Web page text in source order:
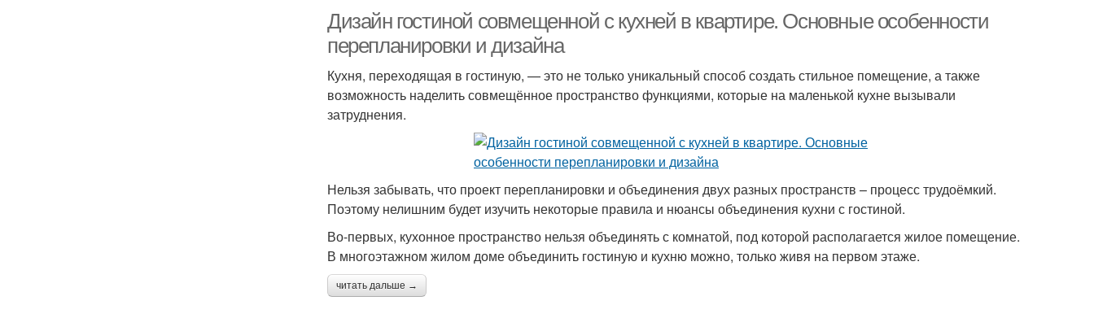
Дизайн гостиной совмещенной с кухней в квартире. Основные особенности
перепланировки и дизайна
Кухня, переходящая в гостиную, — это не только уникальный способ создать стильное помещение, а также
возможность наделить совмещённое пространство функциями, которые на маленькой кухне вызывали
затруднения.
Нельзя забывать, что проект перепланировки и объединения двух разных пространств – процесс трудоёмкий.
Поэтому нелишним будет изучить некоторые правила и нюансы объединения кухни с гостиной.
Во-первых, кухонное пространство нельзя объединять с комнатой, под которой располагается жилое помещение.
В многоэтажном жилом доме объединить гостиную и кухню можно, только живя на первом этаже.
читать дальше →